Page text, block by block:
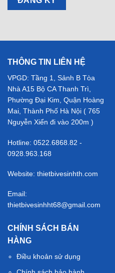
THÔNG TIN LIÊN HỆ
VPGD: Tầng 1, Sảnh B Tòa
Nhà A15 Bộ CA Thanh Trì,
Phường Đại Kim, Quận Hoàng
Mai, Thành Phố Hà Nội ( 765
Nguyễn Xiển đi vào 200m )
Hotline: 0522.6868.82 -
0928.963.168
Website: thietbivesinhth.com
Email:
thietbivesinhht68@gmail.com
CHÍNH SÁCH BÁN
HÀNG
Điều khoản sử dụng